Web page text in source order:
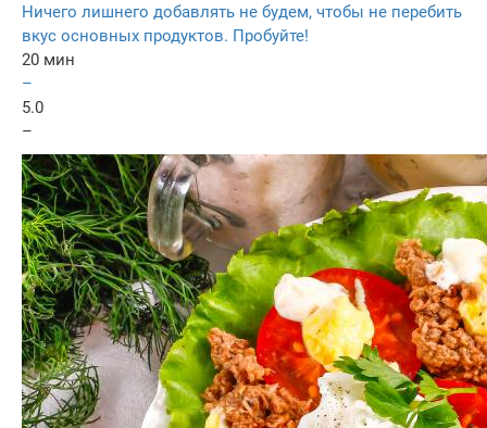
Ничего лишнего добавлять не будем, чтобы не перебить
вкус основных продуктов. Пробуйте!
20 мин
–
5.0
–